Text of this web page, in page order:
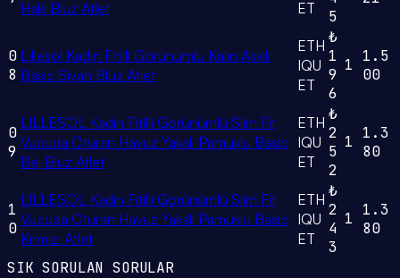
Haki Bluz Atlet
ET
5
0
8
Lıllesol Kadın Fitilli Görünümlü Kalın Askılı
Basic Siyah Bluz Atlet
ETH
IQU
ET
₺
1
9
6
1
1.5
00
0
9
LILLESOL Kadın Fitilli Görünümlü Slim Fit
Vücuda Oturan Havuz Yakalı Pamuklu Basic
Bej Bluz Atlet
ETH
IQU
ET
₺
2
5
2
1
1.3
80
1
0
LILLESOL Kadın Fitilli Görünümlü Slim Fit
Vücuda Oturan Havuz Yakalı Pamuklu Basic
Kırmızı Atlet
ETH
IQU
ET
₺
2
4
3
1
1.3
80
SIK SORULAN SORULAR